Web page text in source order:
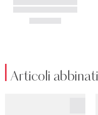
Articoli abbinati